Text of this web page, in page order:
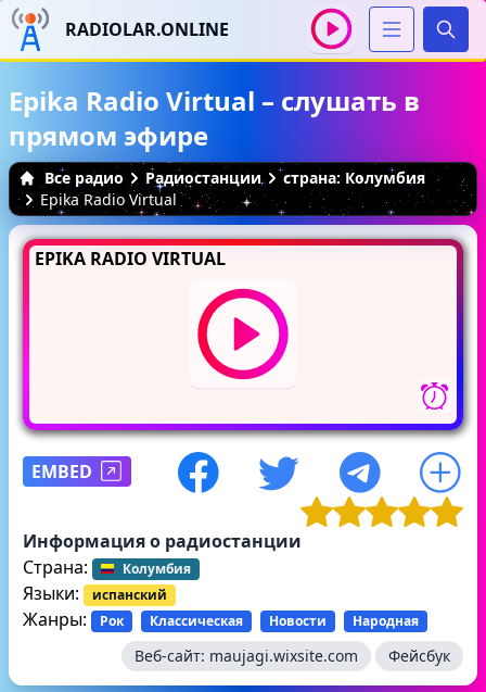
RADIOLAR.ONLINE
Epika Radio Virtual – слушать в
прямом эфире
Все радио Радиостанции
страна: Колумбия
Epika Radio Virtual
EPIKA RADIO VIRTUAL
EMBED
Информация о радиостанции
Страна:
Колумбия
Языки: испанский
Жанры: Рок Классическая Новости Народная
Веб-сайт: maujagi.wixsite.com Фейсбук